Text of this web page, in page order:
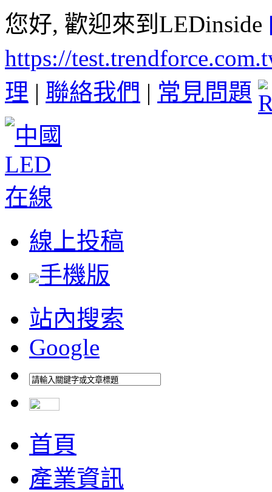
您好, 歡迎來到LEDinside
https://
理 | 聯絡我們 | 常見問題
線上投稿
手機版
站內搜索
Google
首頁
產業資訊